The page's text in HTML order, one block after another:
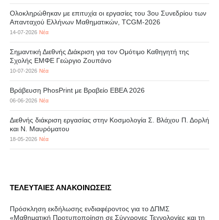
Ολοκληρώθηκαν με επιτυχία οι εργασίες του 3ου Συνεδρίου των
Απανταχού Ελλήνων Μαθηματικών, TCGM-2026
14-07-2026 Νέα
Σημαντική Διεθνής Διάκριση για τον Ομότιμο Καθηγητή της
Σχολής ΕΜΦΕ Γεώργιο Ζουπάνο
10-07-2026 Νέα
Βράβευση PhosPrint με Βραβείο ΕΒΕΑ 2026
06-06-2026 Νέα
Διεθνής διάκριση εργασίας στην Κοσμολογία Σ. Βλάχου Π. Δορλή
και Ν. Μαυρόματου
18-05-2026 Νέα
ΤΕΛΕΥΤΑΙΕΣ ΑΝΑΚΟΙΝΩΣΕΙΣ
Πρόσκληση εκδήλωσης ενδιαφέροντος για το ΔΠΜΣ
«Μαθηματική Προτυποποίηση σε Σύγχρονες Τεχνολογίες και τη